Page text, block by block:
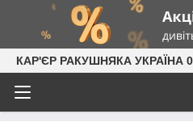
КАР'ЄР РАКУШНЯКА УКРАЇНА